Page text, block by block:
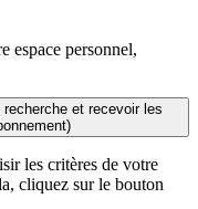
espace personnel,
et recevoir les
les critères de votre
cliquez sur le bouton